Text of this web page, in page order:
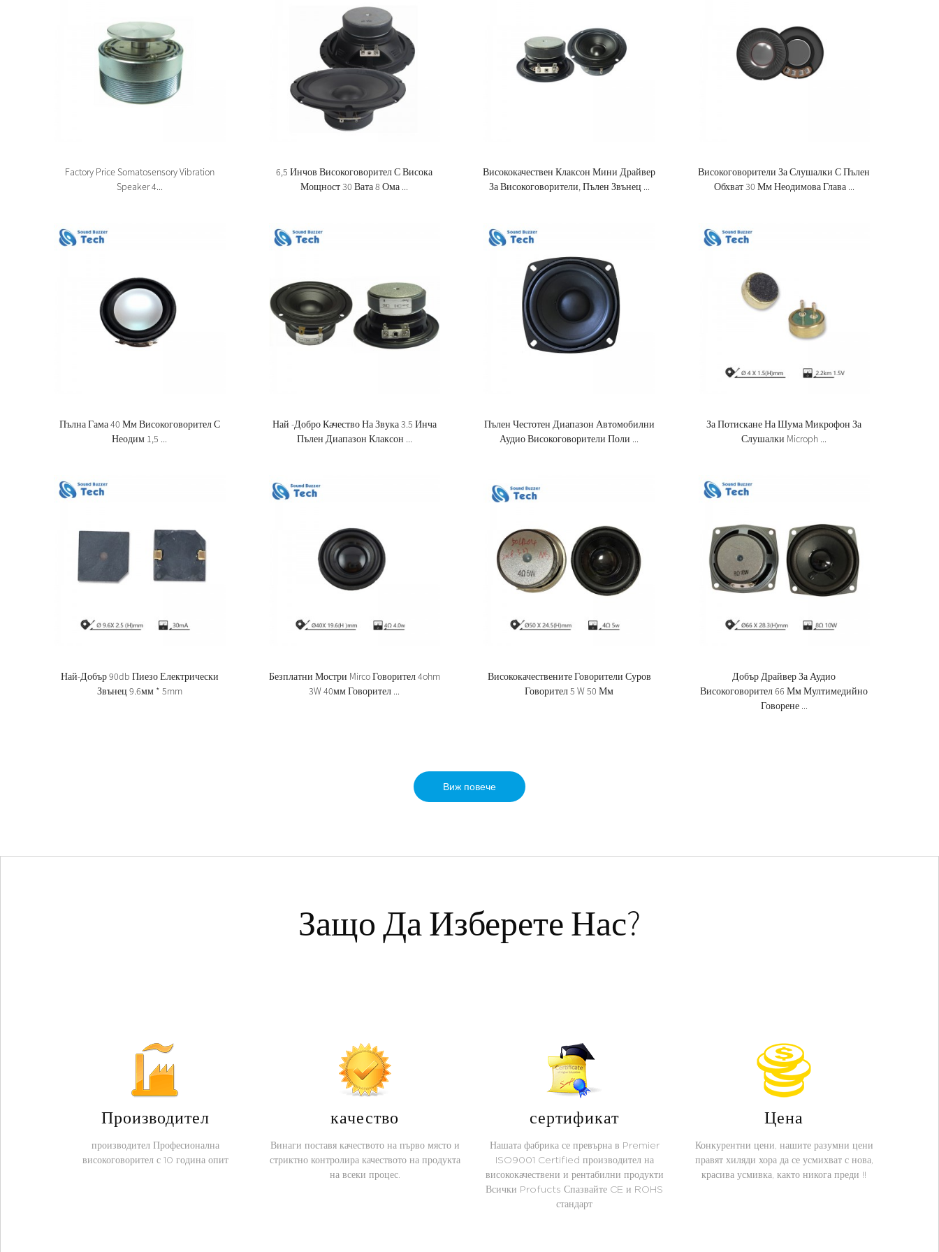
Factory Price Somatosensory Vibration
Speaker 4...
6,5 Инчов Високоговорител С Висока
Мощност 30 Вата 8 Ома ...
Висококачествен Клаксон Мини Драйвер
За Високоговорители, Пълен Звънец ...
Високоговорители За Слушалки С Пълен
Обхват 30 Мм Неодимова Глава ...
Пълна Гама 40 Мм Високоговорител С
Неодим 1,5 ...
Най -добро Качество На Звука 3.5 Инча
Пълен Диапазон Клаксон ...
Пълен Честотен Диапазон Автомобилни
Аудио Високоговорители Поли ...
За Потискане На Шума Микрофон За
Слушалки Microph ...
Най-Добър 90db Пиезо Електрически
Звънец 9.6мм * 5mm
Безплатни Мостри Mirco Говорител 4ohm
3W 40мм Говорител ...
Висококачествените Говорители Суров
Говорител 5 W 50 Мм
Добър Драйвер За Аудио
Високоговорител 66 Мм Мултимедийно
Говорене ...
Виж повече
Защо Да Изберете Нас?
Производител
производител Професионална
високоговорител с 10 година опит
качество
Винаги поставя качеството на първо място и
стриктно контролира качеството на продукта
на всеки процес.
сертификат
Нашата фабрика се превърна в Premier
ISO9001 Certified производител на
висококачествени и рентабилни продукти
Всички Profucts Спазвайте CE и ROHS
стандарт
Цена
Конкурентни цени, нашите разумни цени
правят хиляди хора да се усмихват с нова,
красива усмивка, както никога преди !!